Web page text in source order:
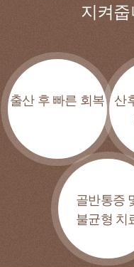
지켜
출산 후 빠른 회복
산
골반통증
불균형 치